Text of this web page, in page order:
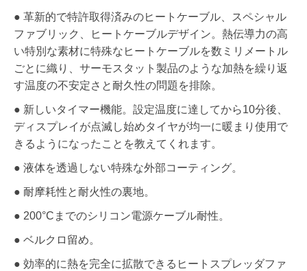
● 革新的で特許取得済みのヒートケーブル、スペシャル
ファブリック、ヒートケーブルデザイン。熱伝導力の高
い特別な素材に特殊なヒートケーブルを数ミリメートル
ごとに織り、サーモスタット製品のような加熱を繰り返
す温度の不安定さと耐久性の問題を排除。
● 新しいタイマー機能。設定温度に達してから10分後、
ディスプレイが点滅し始めタイヤが均一に暖まり使用で
きるようになったことを教えてくれます。
● 液体を透過しない特殊な外部コーティング。
● 耐摩耗性と耐火性の裏地。
● 200°Cまでのシリコン電源ケーブル耐性。
● ベルクロ留め。
● 効率的に熱を完全に拡散できるヒートスプレッダファ